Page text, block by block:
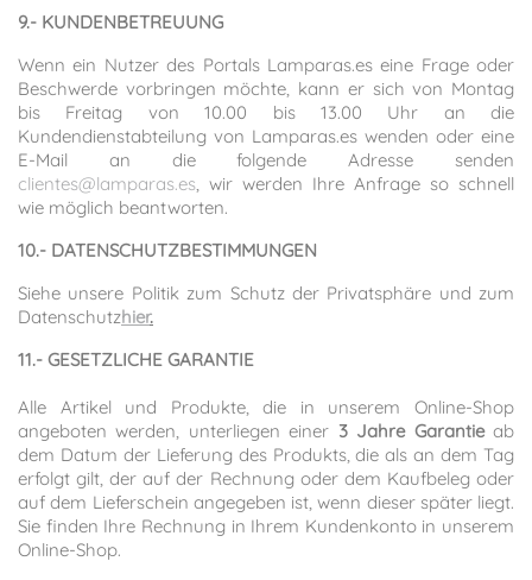
9.- KUNDENBETREUUNG
Wenn ein Nutzer des Portals Lamparas.es eine Frage oder
Beschwerde vorbringen möchte, kann er sich von Montag
bis Freitag von 10.00 bis 13.00 Uhr an die
Kundendienstabteilung von Lamparas.es wenden oder eine
E-Mail an die folgende Adresse senden
clientes@lamparas.es, wir werden Ihre Anfrage so schnell
wie möglich beantworten.
10.- DATENSCHUTZBESTIMMUNGEN
Siehe unsere Politik zum Schutz der Privatsphäre und zum
Datenschutzhier.
11.- GESETZLICHE GARANTIE
Alle Artikel und Produkte, die in unserem Online-Shop
angeboten werden, unterliegen einer 3 Jahre Garantieab
dem Datum der Lieferung des Produkts, die als an dem Tag
erfolgt gilt, der auf der Rechnung oder dem Kaufbeleg oder
auf dem Lieferschein angegeben ist, wenn dieser später liegt.
Sie finden Ihre Rechnung in Ihrem Kundenkonto in unserem
Online-Shop.